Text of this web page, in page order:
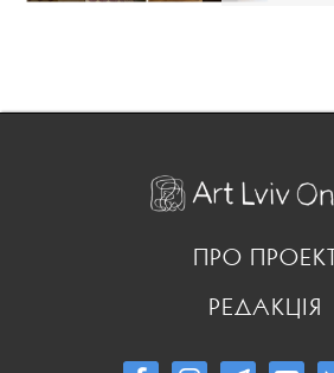
ПРО
РЕДАКЦІЯ